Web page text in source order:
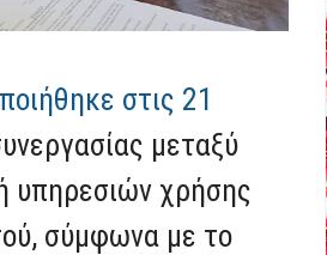
στις 21
μεταξύ
υπηρεσιών χρήσης
σύμφωνα με το